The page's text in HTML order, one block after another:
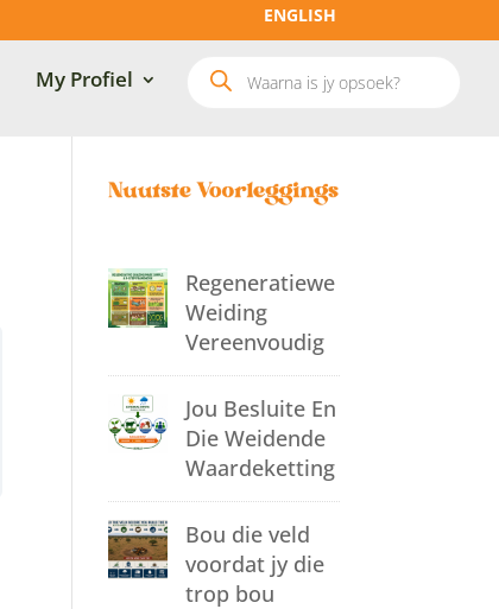
ENGLISH
My Profiel produkte
Regeneratiewe
Weiding
Vereenvoudig
Jou Besluite En
Die Weidende
Waardeketting
Bou die veld
voordat jy die
trop bou